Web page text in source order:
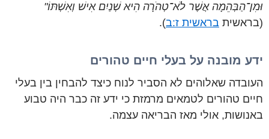
וּמִן־הַבְּהֵמָה אֲשֶׁר לֹא־טְהֹרָה הִיא שְׁנַיִם אִישׁ וְאִשְׁתּוֹ"
(בראשית בראשית ז:ב).
ידע מובנה על בעלי חיים טהורים
העובדה שאלוהים לא הסביר לנוח כיצד להבחין בין בעלי
חיים טהורים לטמאים מרמזת כי ידע זה כבר היה טבוע
באנושות, אולי מאז הבריאה עצמה.